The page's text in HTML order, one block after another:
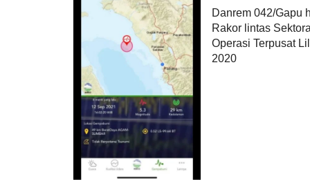
Danrem 042/Gapu
Rakor lintas
Operasi Terpusat
2020